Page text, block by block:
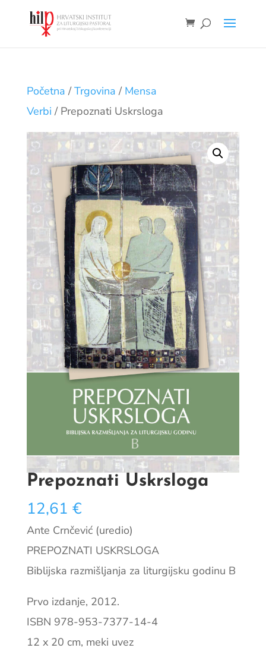
Početna /Trgovina / Mensa
Verbi / Prepoznati Uskrsloga
Prepoznati Uskrsloga
12,61 €
Ante Crnčević (uredio)
PREPOZNATI USKRSLOGA
Biblijska razmišljanja za liturgijsku godinu B
Prvo izdanje, 2012.
ISBN 978-953-7377-14-4
12 x 20 cm, meki uvez